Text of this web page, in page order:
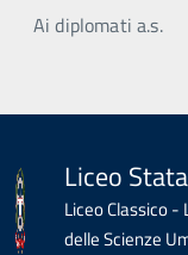
Ai diplomati a.s.
Liceo
Liceo Classico
delle Scienze